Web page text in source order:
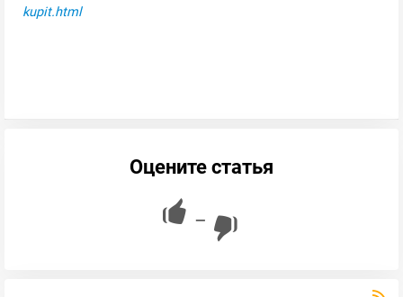
kupit.html
Оцените статья
—